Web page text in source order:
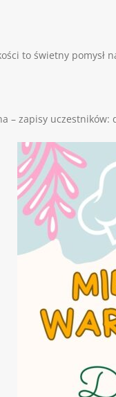
to świetny pomysł
– zapisy uczestników: